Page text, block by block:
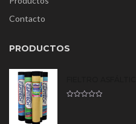
Contacto
PRODUCTOS